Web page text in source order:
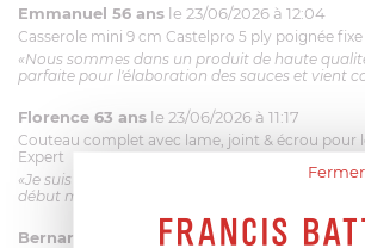
Emmanuel 56 ans le 23/06/2026 à 12:04
Casserole mini 9 cm Castelpro 5 ply poignée fixe
«Nous sommes dans un produit de haute
parfaite pour l'élaboration des sauces et vient
Florence 63 ans le 23/06/2026 à 11:17
Couteau complet avec lame, joint & écrou pour
Expert
«Je suis satisfaite du couteau Magimix. L'écrou
début mais ça le fait. La livraison a été très
Bernard le 23/06/2026 à 09:43